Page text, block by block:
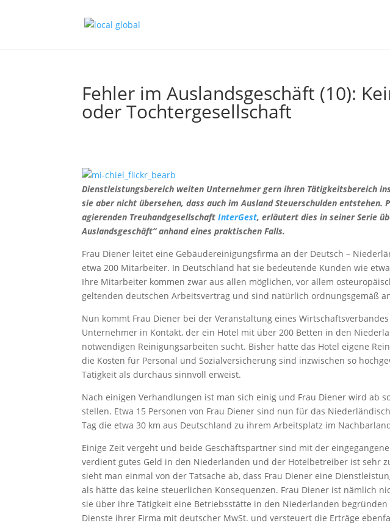
Fehler im Auslandsgeschäft (10):
oder Tochtergesellschaft
Dienstleistungsbereich weiten Unternehmer gern ihren Tätigkeitsbereich
sie aber nicht übersehen, dass auch im Ausland Steuerschulden entstehen.
agierenden TreuhandgesellschaftInterGest, erläutert diesin seiner Serie
Auslandsgeschäft“anhand eines praktischen Falls.
Frau Diener leitet eine Gebäudereinigungsfirma an der Deutsch –
etwa 200 Mitarbeiter. In Deutschland hat sie bedeutende Kunden wie
Ihre Mitarbeiter kommen zwar aus allen möglichen, vor allem
geltenden deutschen Arbeitsvertrag und sind natürlich ordnungsgemäß
Nun kommt Frau Diener bei der Veranstaltung eines
Unternehmer in Kontakt, der ein Hotel mit über 200 Betten in den
notwendigen Reinigungsarbeiten sucht. Bisher hatte das Hotel eigene
die Kosten für Personal und Sozialversicherung sind inzwischen so
Tätigkeit als durchaus sinnvoll erweist.
Nach einigen Verhandlungen ist man sich einig und Frau Diener wird ab
stellen. Etwa 15 Personen von Frau Diener sind nun für das
Tag die etwa 30 km aus Deutschland zu ihrem Arbeitsplatz im
Einige Zeit vergeht und beide Geschäftspartner sind mit der
verdient gutes Geld in den Niederlanden und der Hotelbetreiber ist sehr
sieht man einmal von der Tatsache ab, dass Frau Diener eine
als hätte das keine steuerlichen Konsequenzen. Frau Diener ist nämlich
sie über ihre Tätigkeit eine Betriebsstätte in den Niederlanden
Dienste ihrer Firma mit deutscher MwSt. und versteuert die Erträge